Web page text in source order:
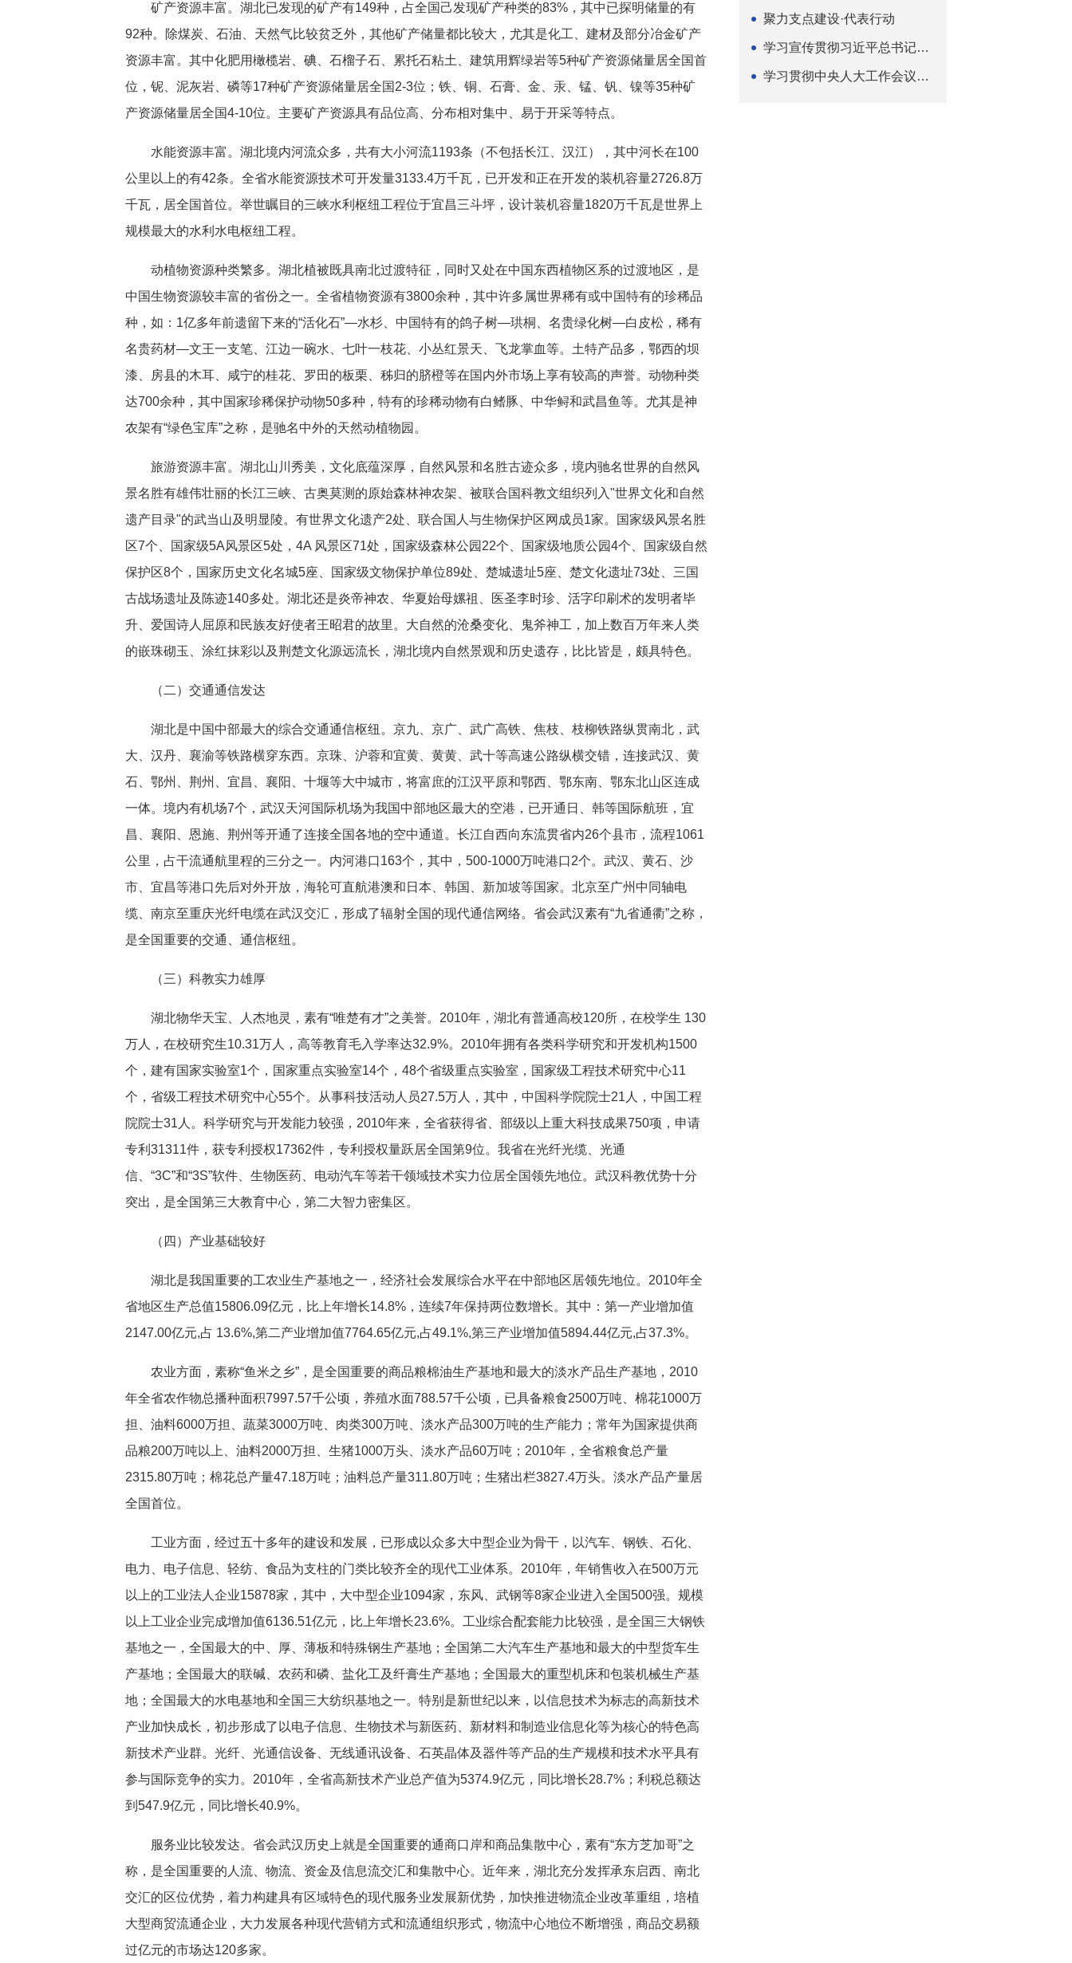
矿产资源丰富。湖北已发现的矿产有149种，占全国己发现矿产种类的83%，其中已探明储量的有
92种。除煤炭、石油、天然气比较贫乏外，其他矿产储量都比较大，尤其是化工、建材及部分冶金矿产
资源丰富。其中化肥用橄榄岩、碘、石榴子石、累托石粘土、建筑用辉绿岩等5种矿产资源储量居全国首
位，铌、泥灰岩、磷等17种矿产资源储量居全国2-3位；铁、铜、石膏、金、汞、锰、钒、镍等35种矿
产资源储量居全国4-10位。主要矿产资源具有品位高、分布相对集中、易于开采等特点。
水能资源丰富。湖北境内河流众多，共有大小河流1193条（不包括长江、汉江），其中河长在100
公里以上的有42条。全省水能资源技术可开发量3133.4万千瓦，已开发和正在开发的装机容量2726.8万
千瓦，居全国首位。举世瞩目的三峡水利枢纽工程位于宜昌三斗坪，设计装机容量1820万千瓦是世界上
规模最大的水利水电枢纽工程。
动植物资源种类繁多。湖北植被既具南北过渡特征，同时又处在中国东西植物区系的过渡地区，是
中国生物资源较丰富的省份之一。全省植物资源有3800余种，其中许多属世界稀有或中国特有的珍稀品
种，如：1亿多年前遗留下来的“活化石”—水杉、中国特有的鸽子树—珙桐、名贵绿化树—白皮松，稀有
名贵药材—文王一支笔、江边一碗水、七叶一枝花、小丛红景天、飞龙掌血等。土特产品多，鄂西的坝
漆、房县的木耳、咸宁的桂花、罗田的板栗、秭归的脐橙等在国内外市场上享有较高的声誉。动物种类
达700余种，其中国家珍稀保护动物50多种，特有的珍稀动物有白鳍豚、中华鲟和武昌鱼等。尤其是神
农架有“绿色宝库”之称，是驰名中外的天然动植物园。
旅游资源丰富。湖北山川秀美，文化底蕴深厚，自然风景和名胜古迹众多，境内驰名世界的自然风
景名胜有雄伟壮丽的长江三峡、古奥莫测的原始森林神农架、被联合国科教文组织列入"世界文化和自然
遗产目录"的武当山及明显陵。有世界文化遗产2处、联合国人与生物保护区网成员1家。国家级风景名胜
区7个、国家级5A风景区5处，4A 风景区71处，国家级森林公园22个、国家级地质公园4个、国家级自然
保护区8个，国家历史文化名城5座、国家级文物保护单位89处、楚城遗址5座、楚文化遗址73处、三国
古战场遗址及陈迹140多处。湖北还是炎帝神农、华夏始母嫘祖、医圣李时珍、活字印刷术的发明者毕
升、爱国诗人屈原和民族友好使者王昭君的故里。大自然的沧桑变化、鬼斧神工，加上数百万年来人类
的嵌珠砌玉、涂红抹彩以及荆楚文化源远流长，湖北境内自然景观和历史遗存，比比皆是，颇具特色。
（二）交通通信发达
湖北是中国中部最大的综合交通通信枢纽。京九、京广、武广高铁、焦枝、枝柳铁路纵贯南北，武
大、汉丹、襄渝等铁路横穿东西。京珠、沪蓉和宜黄、黄黄、武十等高速公路纵横交错，连接武汉、黄
石、鄂州、荆州、宜昌、襄阳、十堰等大中城市，将富庶的江汉平原和鄂西、鄂东南、鄂东北山区连成
一体。境内有机场7个，武汉天河国际机场为我国中部地区最大的空港，已开通日、韩等国际航班，宜
昌、襄阳、恩施、荆州等开通了连接全国各地的空中通道。长江自西向东流贯省内26个县市，流程1061
公里，占干流通航里程的三分之一。内河港口163个，其中，500-1000万吨港口2个。武汉、黄石、沙
市、宜昌等港口先后对外开放，海轮可直航港澳和日本、韩国、新加坡等国家。北京至广州中同轴电
缆、南京至重庆光纤电缆在武汉交汇，形成了辐射全国的现代通信网络。省会武汉素有“九省通衢”之称，
是全国重要的交通、通信枢纽。
（三）科教实力雄厚
湖北物华天宝、人杰地灵，素有“唯楚有才”之美誉。2010年，湖北有普通高校120所，在校学生 130
万人，在校研究生10.31万人，高等教育毛入学率达32.9%。2010年拥有各类科学研究和开发机构1500
个，建有国家实验室1个，国家重点实验室14个，48个省级重点实验室，国家级工程技术研究中心11
个，省级工程技术研究中心55个。从事科技活动人员27.5万人，其中，中国科学院院士21人，中国工程
院院士31人。科学研究与开发能力较强，2010年来，全省获得省、部级以上重大科技成果750项，申请
专利31311件，获专利授权17362件，专利授权量跃居全国第9位。我省在光纤光缆、光通
信、“3C”和“3S”软件、生物医药、电动汽车等若干领域技术实力位居全国领先地位。武汉科教优势十分
突出，是全国第三大教育中心，第二大智力密集区。
（四）产业基础较好
湖北是我国重要的工农业生产基地之一，经济社会发展综合水平在中部地区居领先地位。2010年全
省地区生产总值15806.09亿元，比上年增长14.8%，连续7年保持两位数增长。其中：第一产业增加值
2147.00亿元,占 13.6%,第二产业增加值7764.65亿元,占49.1%,第三产业增加值5894.44亿元,占37.3%。
农业方面，素称“鱼米之乡”，是全国重要的商品粮棉油生产基地和最大的淡水产品生产基地，2010
年全省农作物总播种面积7997.57千公顷，养殖水面788.57千公顷，已具备粮食2500万吨、棉花1000万
担、油料6000万担、蔬菜3000万吨、肉类300万吨、淡水产品300万吨的生产能力；常年为国家提供商
品粮200万吨以上、油料2000万担、生猪1000万头、淡水产品60万吨；2010年，全省粮食总产量
2315.80万吨；棉花总产量47.18万吨；油料总产量311.80万吨；生猪出栏3827.4万头。淡水产品产量居
全国首位。
工业方面，经过五十多年的建设和发展，已形成以众多大中型企业为骨干，以汽车、钢铁、石化、
电力、电子信息、轻纺、食品为支柱的门类比较齐全的现代工业体系。2010年，年销售收入在500万元
以上的工业法人企业15878家，其中，大中型企业1094家，东风、武钢等8家企业进入全国500强。规模
以上工业企业完成增加值6136.51亿元，比上年增长23.6%。工业综合配套能力比较强，是全国三大钢铁
基地之一，全国最大的中、厚、薄板和特殊钢生产基地；全国第二大汽车生产基地和最大的中型货车生
产基地；全国最大的联碱、农药和磷、盐化工及纤膏生产基地；全国最大的重型机床和包装机械生产基
地；全国最大的水电基地和全国三大纺织基地之一。特别是新世纪以来，以信息技术为标志的高新技术
产业加快成长，初步形成了以电子信息、生物技术与新医药、新材料和制造业信息化等为核心的特色高
新技术产业群。光纤、光通信设备、无线通讯设备、石英晶体及器件等产品的生产规模和技术水平具有
参与国际竞争的实力。2010年，全省高新技术产业总产值为5374.9亿元，同比增长28.7%；利税总额达
到547.9亿元，同比增长40.9%。
服务业比较发达。省会武汉历史上就是全国重要的通商口岸和商品集散中心，素有“东方芝加哥”之
称，是全国重要的人流、物流、资金及信息流交汇和集散中心。近年来，湖北充分发挥承东启西、南北
交汇的区位优势，着力构建具有区域特色的现代服务业发展新优势，加快推进物流企业改革重组，培植
大型商贸流通企业，大力发展各种现代营销方式和流通组织形式，物流中心地位不断增强，商品交易额
过亿元的市场达120多家。
聚力支点建设·代表行动
学习宣传贯彻习近平总书记关于坚持
学习贯彻中央人大工作会议精神